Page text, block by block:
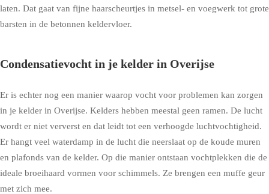
laten. Dat gaat van fijne haarscheurtjes in metsel- en voegwerk tot grote
barsten in de betonnen keldervloer.
Condensatievocht in je kelder in Overijse
Er is echter nog een manier waarop vocht voor problemen kan zorgen
in je kelder in Overijse. Kelders hebben meestal geen ramen. De lucht
wordt er niet ververst en dat leidt tot een verhoogde luchtvochtigheid.
Er hangt veel waterdamp in de lucht die neerslaat op de koude muren
en plafonds van de kelder. Op die manier ontstaan vochtplekken die de
ideale broeihaard vormen voor schimmels. Ze brengen een muffe geur
met zich mee.